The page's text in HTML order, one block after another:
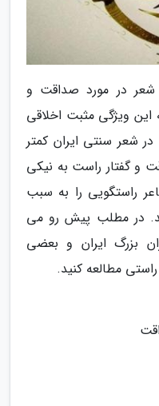
در مورد صداقت و
این ویژگی مثبت اخلاقی
شعر سنتی ایران کمتر
و گفتار راست به نیکی
راستگویی را به سبب
در مطلب پیش رو می
بزرگ ایران و بعضی
مطالعه کنید.